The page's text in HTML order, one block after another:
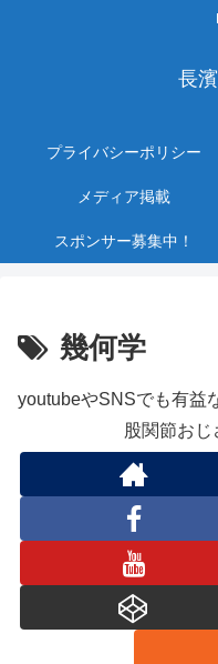
長
プライバシーポリシー
メディア掲載
スポンサー募集中！
幾何学
youtubeやSNSでも有益
股関節お